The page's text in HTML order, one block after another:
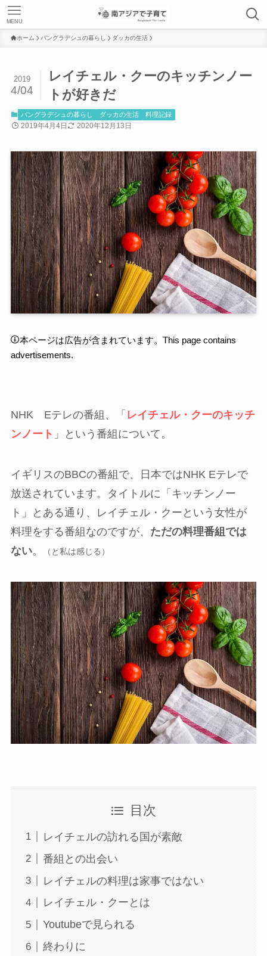
MENU
ホーム バングラデシュの暮らし ダッカの生活
レイチェル・クーのキッチンノー
トが好きだ
2019
4/04
バングラデシュの暮らし ダッカの生活 料理記録
2019年4月4日 2020年12月13日
本ページは広告が含まれています。This page contains
advertisements.
NHK Eテレの番組、「 レイチェル・クーのキッチ
ンノート 」という番組について。
イギリスのBBCの番組で、日本ではNHK Eテレで
放送されています。タイトルに「キッチンノー
ト」とある通り、レイチェル・クーという女性が
料理をする番組なのですが、 ただの料理番組では
ない。 （と私は感じる）
目次
レイチェルの訪れる国が素敵
番組との出会い
レイチェルの料理は家事ではない
レイチェル・クーとは
Youtubeで見られる
終わりに